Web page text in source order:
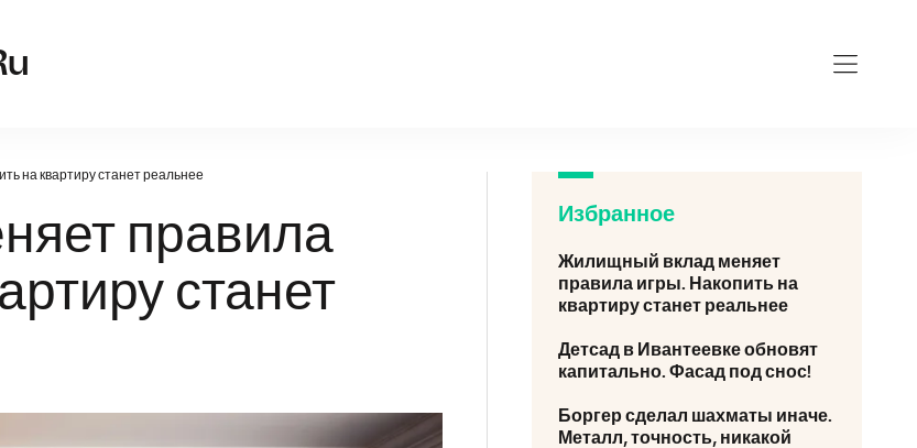
на квартиру станет реальнее
правила
станет
Избранное
Жилищный вклад меняет
правила игры. Накопить на
квартиру станет реальнее
Детсад в Ивантеевке обновят
капитально. Фасад под снос!
Боргер сделал шахматы иначе.
Металл, точность, никакой